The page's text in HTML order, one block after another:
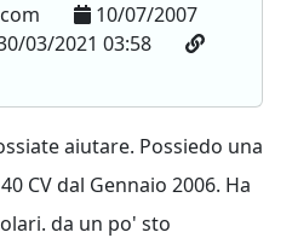
10/07/2007
03/2021 03:58
aiutare. Possiedo una
CV dal Gennaio 2006. Ha
da un po' sto